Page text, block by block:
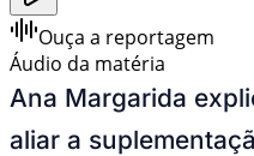
Ouça a reportagem
Áudio da matéria
Ana Margarida
aliar a